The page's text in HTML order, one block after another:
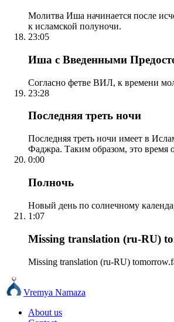
Молитва Иша начинается после
к исламской полуночи.
23:05
Иша с Введенными
Согласно фетве ВИЛ, к времени
23:28
Последняя треть ночи
Последняя треть ночи имеет в
Фаджра. Таким образом, это время
0:00
Полночь
1:07
Missing translation (ru-RU)
Missing translation (ru-RU)
Vremya Namaza
About us